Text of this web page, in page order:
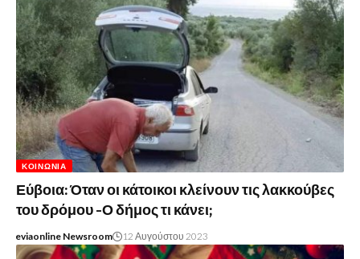
ΚΟΙΝΩΝΊΑ
Εύβοια: Όταν οι κάτοικοι κλείνουν τις λακκούβες
του δρόμου -Ο δήμος τι κάνει;
eviaonline Newsroom 12 Αυγούστου 2023